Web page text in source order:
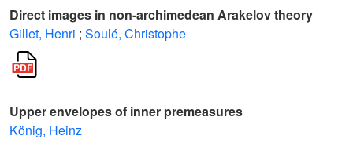
Direct images in non-archimedean Arakelov theory
Gillet, Henri ; Soulé, Christophe
Upper envelopes of inner premeasures
König, Heinz